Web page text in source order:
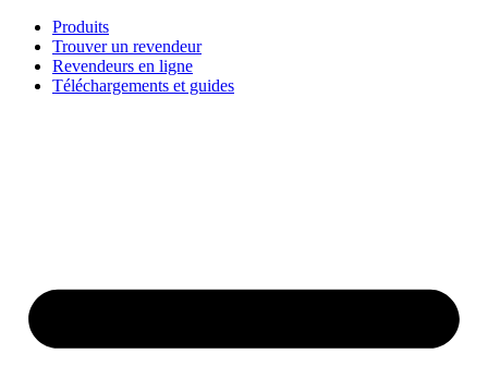
Aller
contenu
Produits
Trouver un revendeur
Revendeurs en ligne
Téléchargements et guides